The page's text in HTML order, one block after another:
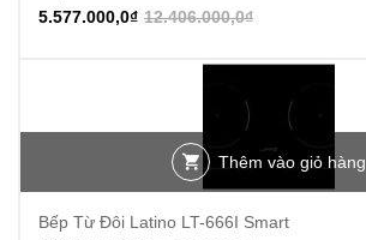
12.406.000,0₫
5.577.000,0₫
Thêm vào giỏ hàng
Bếp Từ Đôi Latino LT-666I Smart